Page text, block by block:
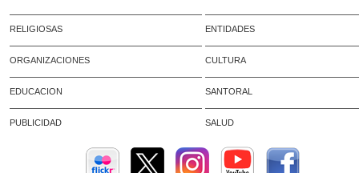
RELIGIOSAS ENTIDADES
ORGANIZACIONES CULTURA
EDUCACION SANTORAL
PUBLICIDAD SALUD